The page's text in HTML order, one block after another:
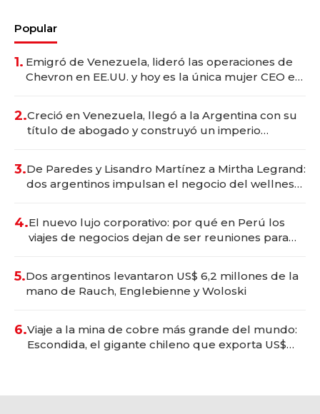
Popular
1. Emigró de Venezuela, lideró las operaciones de
Chevron en EE.UU. y hoy es la única mujer CEO en
2.Creció en Venezuela, llegó a la Argentina con su
título de abogado y construyó un imperio
3.De Paredes y Lisandro Martínez a Mirtha Legrand:
dos argentinos impulsan el negocio del wellness
4.El nuevo lujo corporativo: por qué en Perú los
viajes de negocios dejan de ser reuniones para
5.Dos argentinos levantaron US$ 6,2 millones de la
mano de Rauch, Englebienne y Woloski
6.Viaje a la mina de cobre más grande del mundo:
Escondida, el gigante chileno que exporta US$